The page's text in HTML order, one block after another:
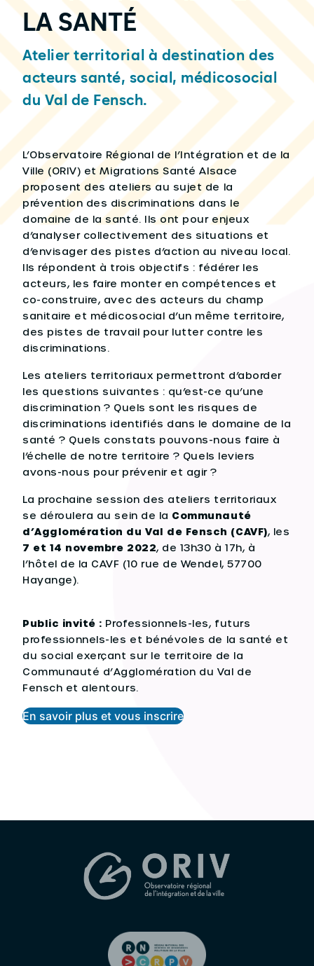
LA SANTÉ
Atelier territorial à destination des
acteurs santé, social, médicosocial
du Val de Fensch.
L’Observatoire Régional de l’Intégration et de la
Ville (ORIV) et Migrations Santé Alsace
proposent des ateliers au sujet de la
prévention des discriminations dans le
domaine de la santé. Ils ont pour enjeux
d’analyser collectivement des situations et
d’envisager des pistes d’action au niveau local.
Ils répondent à trois objectifs : fédérer les
acteurs, les faire monter en compétences et
co-construire, avec des acteurs du champ
sanitaire et médicosocial d’un même territoire,
des pistes de travail pour lutter contre les
discriminations.
Les ateliers territoriaux permettront d’aborder
les questions suivantes : qu’est-ce qu’une
discrimination ? Quels sont les risques de
discriminations identifiés dans le domaine de la
santé ? Quels constats pouvons-nous faire à
l’échelle de notre territoire ? Quels leviers
avons-nous pour prévenir et agir ?
La prochaine session des ateliers territoriaux
se déroulera au sein de la Communauté
d’Agglomération du Val de Fensch (CAVF), les
7 et 14 novembre 2022, de 13h30 à 17h, à
l’hôtel de la CAVF (10 rue de Wendel, 57700
Hayange).
Public invité : Professionnels-les, futurs
professionnels-les et bénévoles de la santé et
du social exerçant sur le territoire de la
Communauté d’Agglomération du Val de
Fensch et alentours.
En savoir plus et vous inscrire